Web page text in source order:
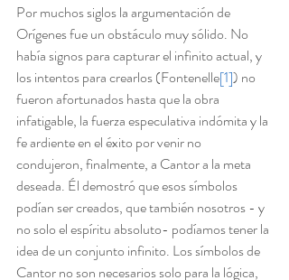
Por muchos siglos la argumentación de
Orígenes fue un obstáculo muy sólido. No
había signos para capturar el infinito actual, y
los intentos para crearlos (Fontenelle[1]) no
fueron afortunados hasta que la obra
infatigable, la fuerza especulativa indómita y la
fe ardiente en el éxito por venir no
condujeron, finalmente, a Cantor a la meta
deseada. Él demostró que esos símbolos
podían ser creados, que también nosotros - y
no solo el espíritu absoluto- podíamos tener la
idea de un conjunto infinito. Los símbolos de
Cantor no son necesarios solo para la lógica,